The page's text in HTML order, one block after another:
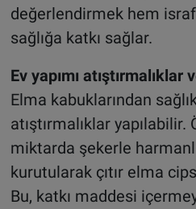
değerlendirmek hem
sağlığa katkı sağlar.
Ev yapımı atıştırmalıklar
Elma kabuklarından
atıştırmalıklar
miktarda şekerle
kurutularak çıtır elma
Bu, katkı maddesi